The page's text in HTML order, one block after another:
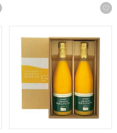
お気に入りに登録する